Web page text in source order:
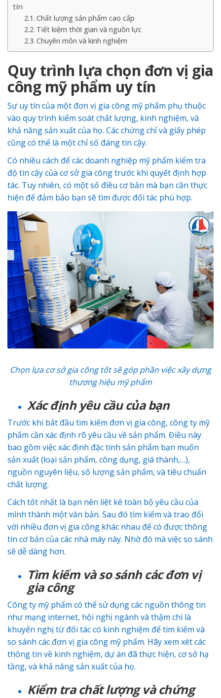
tín
Chất lượng sản phẩm cao cấp
Tiết kiệm thời gian và nguồn lực
Chuyên môn và kinh nghiệm
Quy trình lựa chọn đơn vị gia
công mỹ phẩm uy tín
Sự uy tín của một đơn vị gia công mỹ phẩm phụ thuộc
vào quy trình kiểm soát chất lượng, kinh nghiệm, và
khả năng sản xuất của họ. Các chứng chỉ và giấy phép
cũng có thể là một chỉ số đáng tin cậy.
Có nhiều cách để các doanh nghiệp mỹ phẩm kiểm tra
độ tin cậy của cơ sở gia công trước khi quyết định hợp
tác. Tuy nhiên, có một số điều cơ bản mà bạn cần thực
hiện để đảm bảo bạn sẽ tìm được đối tác phù hợp.
Chọn lựa cơ sở gia công tốt sẽ góp phần việc xây dựng
thương hiệu mỹ phẩm
Xác định yêu cầu của bạn
Trước khi bắt đầu tìm kiếm đơn vị gia công, công ty mỹ
phẩm cần xác định rõ yêu cầu về sản phẩm. Điều này
bao gồm việc xác định đặc tính sản phẩm bạn muốn
sản xuất (loại sản phẩm, công dụng, giá thành,…),
nguồn nguyên liệu, số lượng sản phẩm, và tiêu chuẩn
chất lượng.
Cách tốt nhất là bạn nên liệt kê toàn bộ yêu cầu của
mình thành một văn bản. Sau đó tìm kiếm và trao đổi
với nhiều đơn vị gia công khác nhau để có được thông
tin cơ bản của các nhà máy này. Nhờ đó mà việc so sánh
sẽ dễ dàng hơn.
Tìm kiếm và so sánh các đơn vị
gia công
Công ty mỹ phẩm có thể sử dụng các nguồn thông tin
như mạng internet, hội nghị ngành và thậm chí là
khuyến nghị từ đối tác có kinh nghiệm để tìm kiếm và
so sánh các đơn vị gia công mỹ phẩm. Hãy xem xét các
thông tin về kinh nghiệm, dự án đã thực hiện, cơ sở hạ
tầng, và khả năng sản xuất của họ.
Kiểm tra chất lượng và chứng